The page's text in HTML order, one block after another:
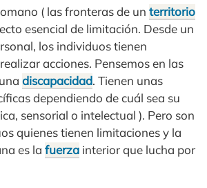
( las fronteras de un territorio
esencial de limitación. Desde un
los individuos tienen
acciones. Pensemos en las
discapacidad. Tienen unas
dependiendo de cuál sea su
sensorial o intelectual ). Pero son
quienes tienen limitaciones y la
es la fuerza interior que lucha por